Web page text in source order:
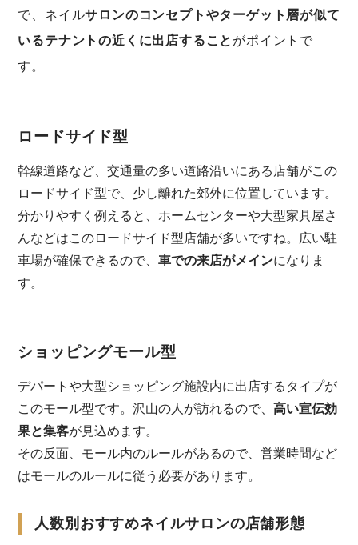
で、ネイルサロンのコンセプトやターゲット層が似て
いるテナントの近くに出店すること がポイントで
す。
ロードサイド型
幹線道路など、交通量の多い道路沿いにある店舗がこの
ロードサイド型で、少し離れた郊外に位置しています。
分かりやすく例えると、ホームセンターや大型家具屋さ
んなどはこのロードサイド型店舗が多いですね。広い駐
車場が確保できるので、車での来店がメインになりま
す。
ショッピングモール型
デパートや大型ショッピング施設内に出店するタイプが
このモール型です。沢山の人が訪れるので、高い宣伝効
果と集客が見込めます。
その反面、モール内のルールがあるので、営業時間など
はモールのルールに従う必要があります。
人数別おすすめネイルサロンの店舗形態